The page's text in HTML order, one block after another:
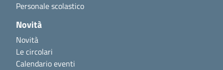
Personale scolastico
Novità
Novità
Le circolari
Calendario eventi